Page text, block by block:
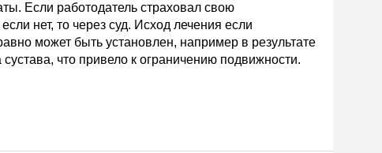
Если работодатель страховал свою
нет, то через суд. Исход лечения если
может быть установлен, например в результате
что привело к ограничению подвижности.